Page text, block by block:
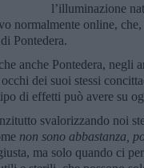
l’illuminazione
normalmente online,
Pontedera.
anche Pontedera, negli
dei suoi stessi
di effetti può avere su
svalorizzando noi
non sono abbastanza,
ma solo quando ci